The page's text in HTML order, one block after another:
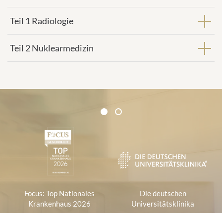
Teil 1 Radiologie
Teil 2 Nuklearmedizin
Zertifikate und Verbände
1 2
Focus: Top Nationales
Krankenhaus 2026
Die deutschen
Universitätsklinika